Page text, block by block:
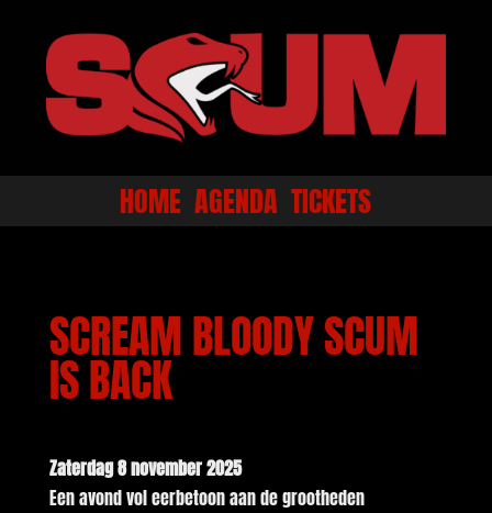
HOME AGENDA TICKETS
SCREAM BLOODY SCUM
IS BACK
Zaterdag 8 november 2025
Een avond vol eerbetoon aan de grootheden